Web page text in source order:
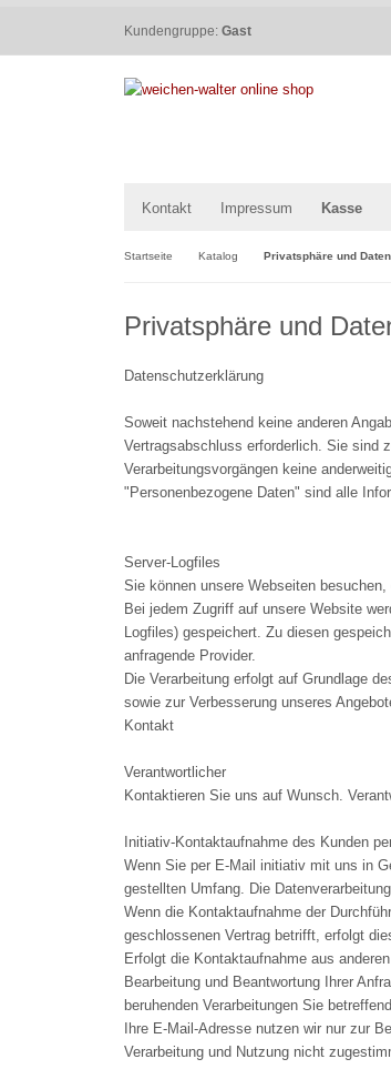
Kundengruppe: Gast
Kontakt Impressum Kasse
Startseite Katalog Privatsphäre und
Privatsphäre und
Datenschutzerklärung
Soweit nachstehend keine anderen
Vertragsabschluss erforderlich. Sie sind
Verarbeitungsvorgängen keine
"Personenbezogene Daten" sind alle
Server-Logfiles
Sie können unsere Webseiten
Bei jedem Zugriff auf unsere Website
Logfiles) gespeichert. Zu diesen
anfragende Provider.
Die Verarbeitung erfolgt auf Grundlage
sowie zur Verbesserung unseres
Kontakt
Verantwortlicher
Kontaktieren Sie uns auf Wunsch.
Initiativ-Kontaktaufnahme des Kunden
Wenn Sie per E-Mail initiativ mit uns in
gestellten Umfang. Die
Wenn die Kontaktaufnahme der
geschlossenen Vertrag betrifft, erfolgt
Erfolgt die Kontaktaufnahme aus
Bearbeitung und Beantwortung Ihrer
beruhenden Verarbeitungen Sie
Ihre E-Mail-Adresse nutzen wir nur zur
Verarbeitung und Nutzung nicht